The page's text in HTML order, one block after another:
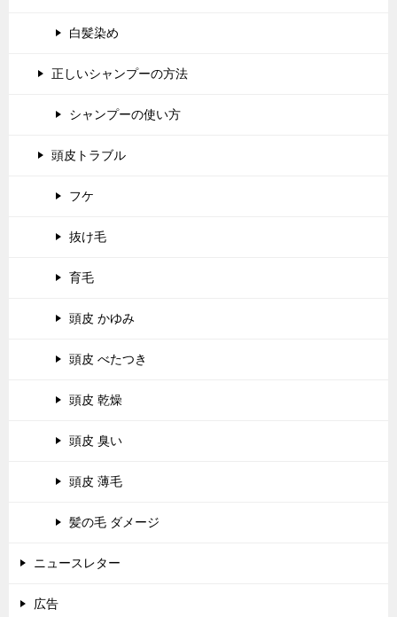
白髪染め
正しいシャンプーの方法
シャンプーの使い方
頭皮トラブル
フケ
抜け毛
育毛
頭皮 かゆみ
頭皮 べたつき
頭皮 乾燥
頭皮 臭い
頭皮 薄毛
髪の毛 ダメージ
ニュースレター
広告